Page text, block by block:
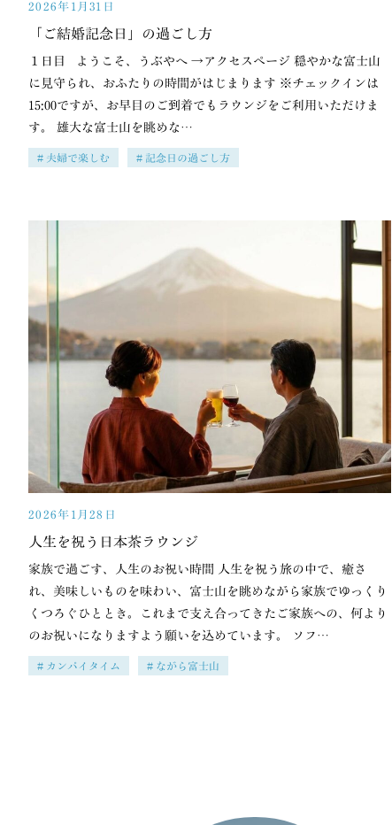
2026年1月31日
「ご結婚記念日」の過ごし方
１日目 ようこそ、うぶやへ →アクセスページ 穏やかな富士山
に見守られ、おふたりの時間がはじまります ※チェックインは
15:00ですが、お早目のご到着でもラウンジをご利用いただけま
す。 雄大な富士山を眺めな…
夫婦で楽しむ 記念日の過ごし方
2026年1月28日
人生を祝う日本茶ラウンジ
家族で過ごす、人生のお祝い時間 人生を祝う旅の中で、癒さ
れ、美味しいものを味わい、富士山を眺めながら家族でゆっくり
くつろぐひととき。これまで支え合ってきたご家族への、何より
のお祝いになりますよう願いを込めています。 ソフ…
カンパイタイム ながら富士山